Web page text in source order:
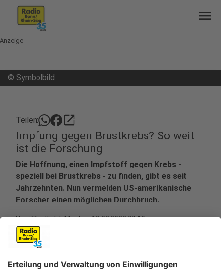
menu
Anzeige
© Symbolbild
Teilen: open_in_new
Impfung gegen Brustkrebs? So weit
ist die Forschung
Die Hoffnung, einen Impfstoff gegen Krebs -
speziell bei Brustkrebs - zu finden, gibt es seit
Jahrzehnten. Nun vermelden US-amerikanische
Forscher einen möglichen Durchbruch.
Veröffentlicht:Montag, 13.02.2023 09:19
Anzeige